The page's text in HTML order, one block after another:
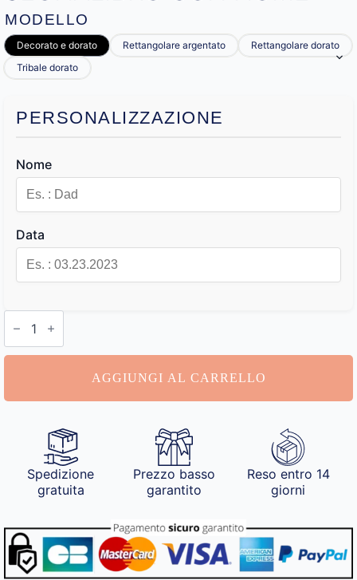
MODELLO
Decorato e dorato Rettangolare argentato
Rettangolare dorato
Tribale dorato
PERSONALIZZAZIONE
Nome
Data
Segnalibro
con
quantità
AGGIUNGI AL CARRELLO
Spedizione
gratuita
Prezzo basso
garantito
Reso entro 14
giorni